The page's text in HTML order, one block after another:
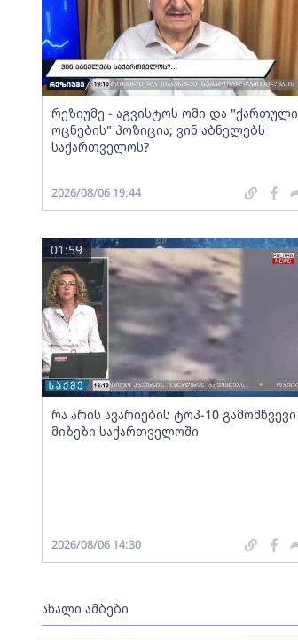
რეზიუმე - აგვისტოს ომი და "ქართული
ოცნების" პოზიცია; ვინ აბნელებს
საქართველოს?
2026/08/06 19:44
რა არის ავარიების ტოპ-10 გამომწვევი
მიზეზი საქართველოში
01:59
2026/08/06 14:30
ახალი ამბები